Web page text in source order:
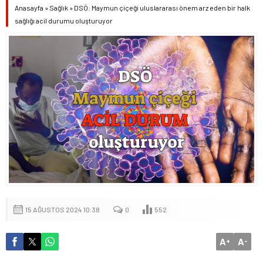
Anasayfa » Sağlık » DSÖ: Maymun çiçeği uluslararası önem arz eden bir halk
sağlığı acil durumu oluşturuyor
15 AĞUSTOS 2024 10:38 0 552
A+ A-